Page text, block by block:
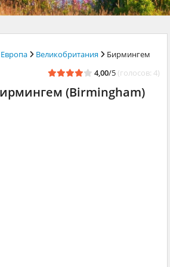
Европа Великобритания
Бирмингем
4,00/5 (голосов: 4)
(Birmingham)